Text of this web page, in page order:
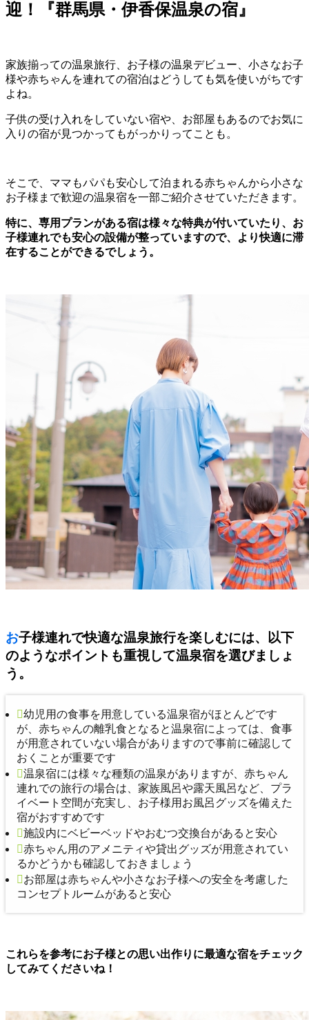
迎！『群馬県・伊香保温泉の宿』
家族揃っての温泉旅行、お子様の温泉デビュー、小さなお子
様や赤ちゃんを連れての宿泊はどうしても気を使いがちです
よね。
子供の受け入れをしていない宿や、お部屋もあるのでお気に
入りの宿が見つかってもがっかりってことも。
そこで、ママもパパも安心して泊まれる赤ちゃんから小さな
お子様まで歓迎の温泉宿を一部ご紹介させていただきます。
特に、専用プランがある宿は様々な特典が付いていたり、お
子様連れでも安心の設備が整っていますので、より快適に滞
在することができるでしょう。
お子様連れで快適な温泉旅行を楽しむには、以下
のようなポイントも重視して温泉宿を選びましょ
う。
幼児用の食事を用意している温泉宿がほとんどです
が、赤ちゃんの離乳食となると温泉宿によっては、食事
が用意されていない場合がありますので事前に確認して
おくことが重要です
温泉宿には様々な種類の温泉がありますが、赤ちゃん
連れでの旅行の場合は、家族風呂や露天風呂など、プラ
イベート空間が充実し、お子様用お風呂グッズを備えた
宿がおすすめです
施設内にベビーベッドやおむつ交換台があると安心
赤ちゃん用のアメニティや貸出グッズが用意されてい
るかどうかも確認しておきましょう
お部屋は赤ちゃんや小さなお子様への安全を考慮した
コンセプトルームがあると安心
これらを参考にお子様との思い出作りに最適な宿をチェック
してみてくださいね！